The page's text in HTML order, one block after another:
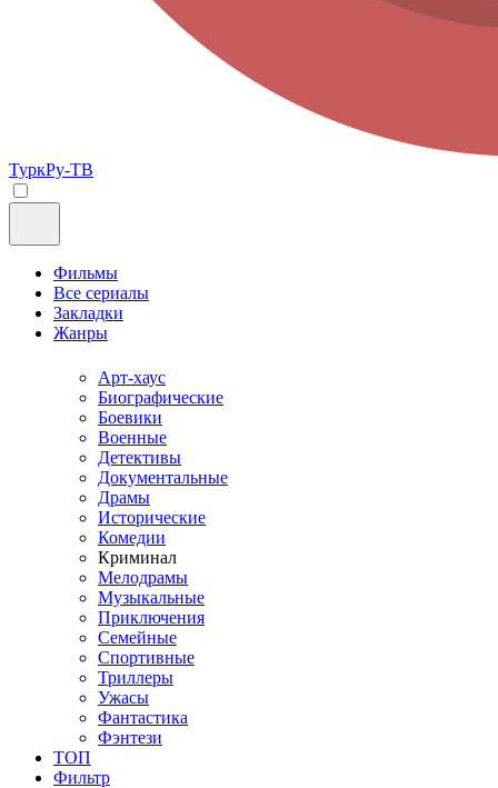
ТуркРу-ТВ
Фильмы
Все сериалы
Закладки
Жанры
Арт-хаус
Биографические
Боевики
Военные
Детективы
Документальные
Драмы
Исторические
Комедии
Криминал
Мелодрамы
Музыкальные
Приключения
Семейные
Спортивные
Триллеры
Ужасы
Фантастика
Фэнтези
ТОП
Фильтр